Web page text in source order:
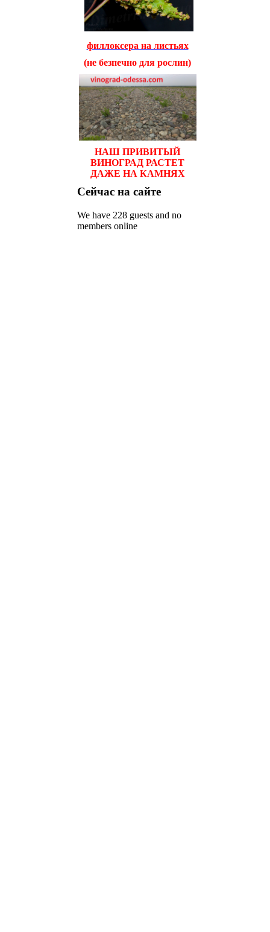
филлоксера на листьях
(не безпечно для рослин)
НАШ ПРИВИТЫЙ
ВИНОГРАД РАСТЕТ
ДАЖЕ НА КАМНЯХ
Сейчас на сайте
We have 228 guests and no
members online